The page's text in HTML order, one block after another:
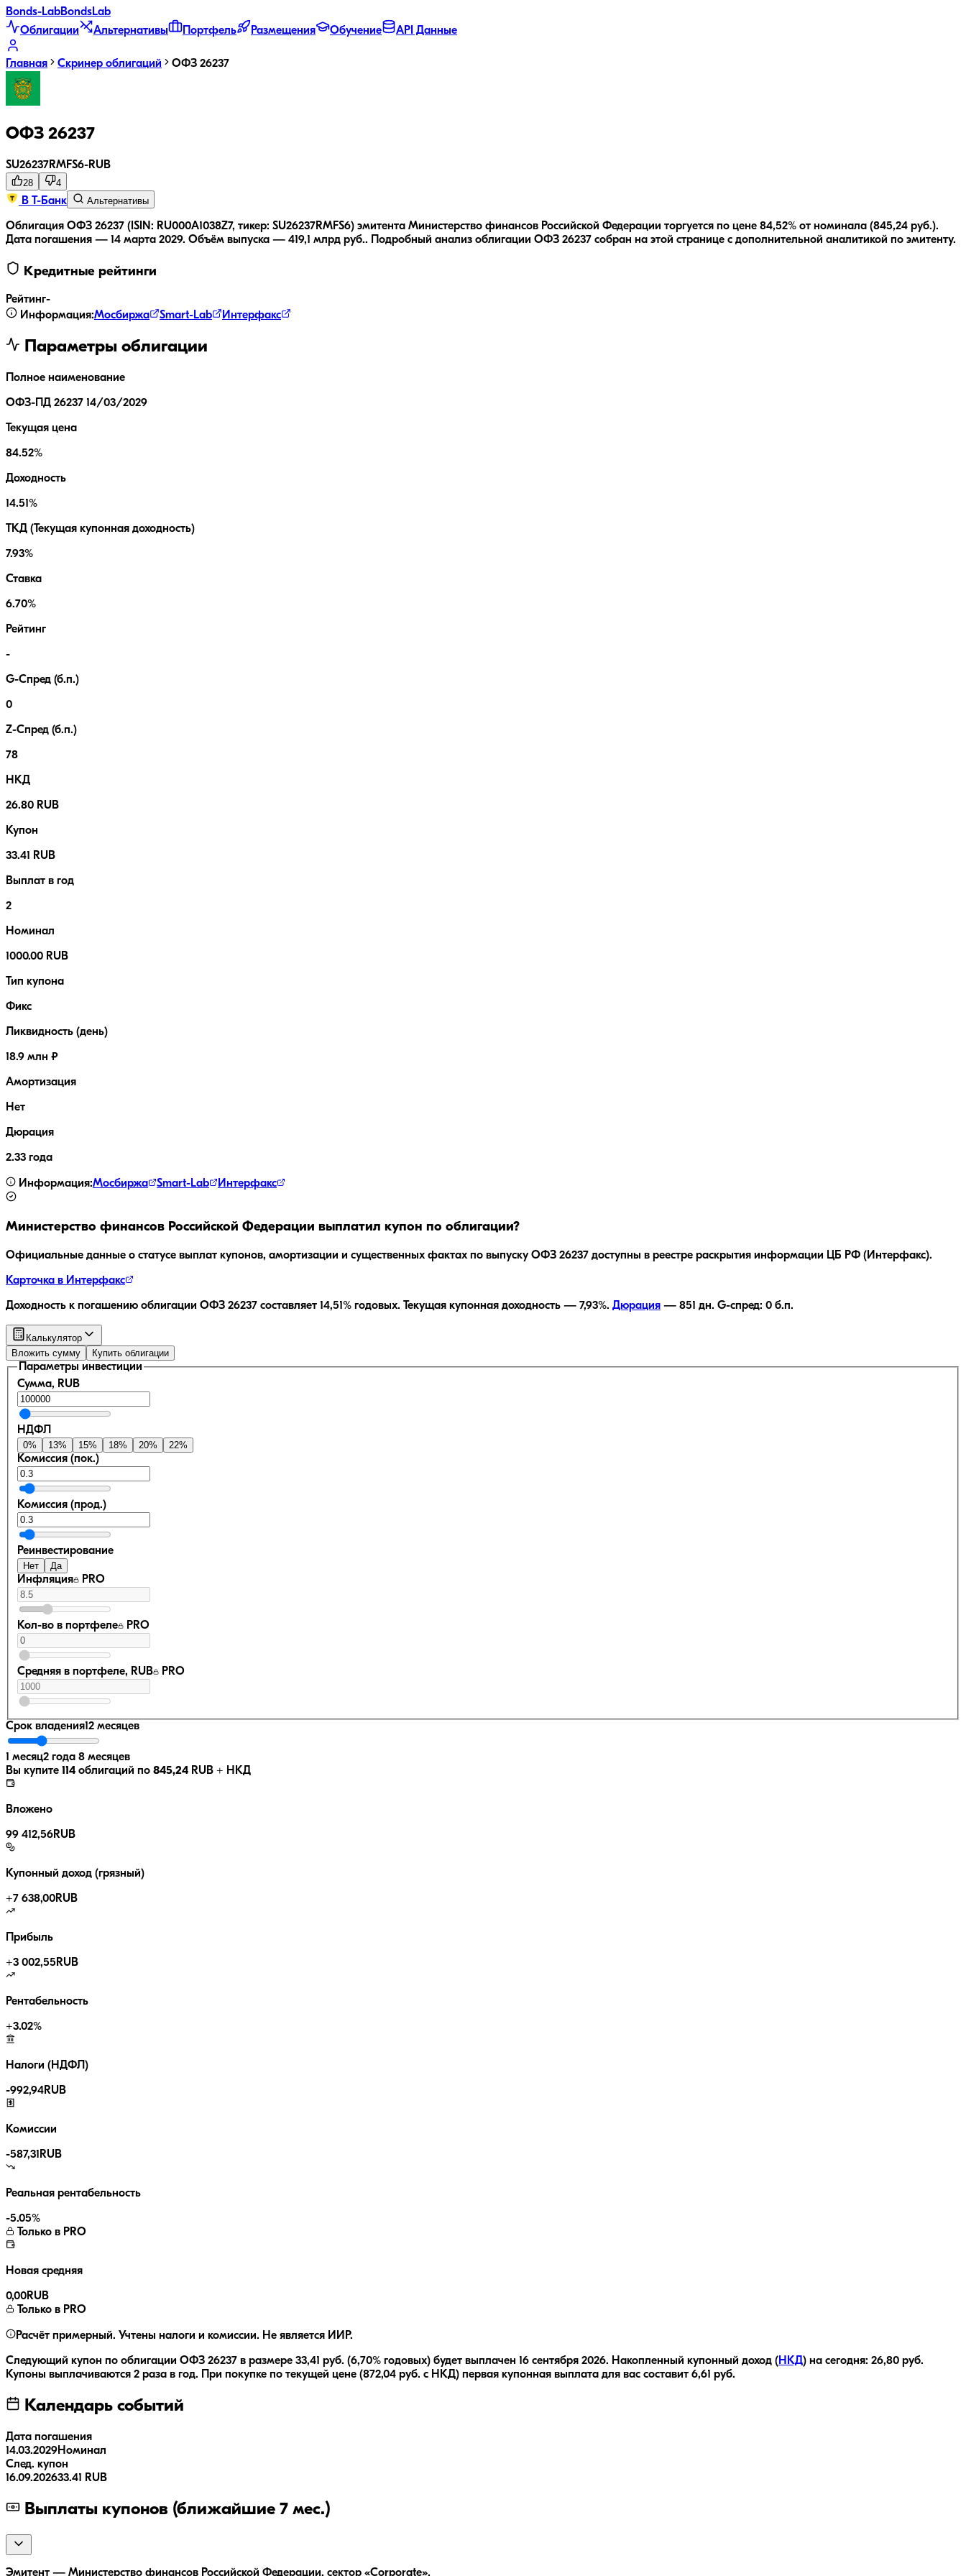
Bonds-LabBondsLab
Облигации
Альтернативы Портфель Размещения Обучение API Данные
Главная Скринер облигаций ОФЗ 26237
ОФЗ 26237
SU26237RMFS6-RUB
28 4
В Т-Банк Альтернативы
Облигация ОФЗ 26237 (ISIN: RU000A1038Z7, тикер: SU26237RMFS6) эмитента Министерство финансов Российской Федерации торгуется по цене 84,52% от номинала (845,24 руб.).
Дата погашения — 14 марта 2029. Объём выпуска — 419,1 млрд руб.. Подробный анализ облигации ОФЗ 26237 собран на этой странице с дополнительной аналитикой по эмитенту.
Кредитные рейтинги
Рейтинг-
Информация:Мосбиржа Smart-Lab Интерфакс
Параметры облигации
Полное наименование
ОФЗ-ПД 26237 14/03/2029
Текущая цена
84.52%
Доходность
14.51%
ТКД (Текущая купонная доходность)
7.93%
Ставка
6.70%
Рейтинг
-
G-Спред (б.п.)
0
Z-Спред (б.п.)
78
НКД
26.80 RUB
Купон
33.41 RUB
Выплат в год
2
Номинал
1000.00 RUB
Тип купона
Фикс
Ликвидность (день)
18.9 млн ₽
Амортизация
Нет
Дюрация
2.33 года
Информация:Мосбиржа Smart-Lab Интерфакс
Министерство финансов Российской Федерации выплатил купон по облигации?
Официальные данные о статусе выплат купонов, амортизации и существенных фактах по выпуску ОФЗ 26237 доступны в реестре раскрытия информации ЦБ РФ (Интерфакс).
Карточка в Интерфакс
Доходность к погашению облигации ОФЗ 26237 составляет 14,51% годовых. Текущая купонная доходность — 7,93%. Дюрация — 851 дн. G-спред: 0 б.п.
Калькулятор
Вложить сумму
Купить облигации
Параметры инвестиции
Сумма, RUB
НДФЛ
0% 13% 15% 18% 20% 22%
Комиссия (пок.)
Комиссия (прод.)
Реинвестирование
Нет Да
Инфляция PRO
Кол-во в портфеле PRO
Средняя в портфеле, RUB PRO
Срок владения12 месяцев
1 месяц2 года 8 месяцев
Вы купите 114 облигаций по 845,24 RUB + НКД
Вложено
99 412,56RUB
Купонный доход (грязный)
+7 638,00RUB
Прибыль
+3 002,55 RUB
Рентабельность
+3.02%
Налоги (НДФЛ)
-992,94RUB
Комиссии
-587,31 RUB
Реальная рентабельность
-5.05%
Только в PRO
Новая средняя
0,00RUB
Только в PRO
Расчёт примерный. Учтены налоги и комиссии. Не является ИИР.
Следующий купон по облигации ОФЗ 26237 в размере 33,41 руб. (6,70% годовых) будет выплачен 16 сентября 2026. Накопленный купонный доход ( НКД) на сегодня: 26,80 руб.
Купоны выплачиваются 2 раза в год. При покупке по текущей цене (872,04 руб. с НКД) первая купонная выплата для вас составит 6,61 руб.
Календарь событий
Дата погашения
14.03.2029Номинал
След. купон
16.09.202633.41 RUB
Выплаты купонов (ближайшие 7 мес.)
Эмитент — Министерство финансов Российской Федерации, сектор «Corporate».